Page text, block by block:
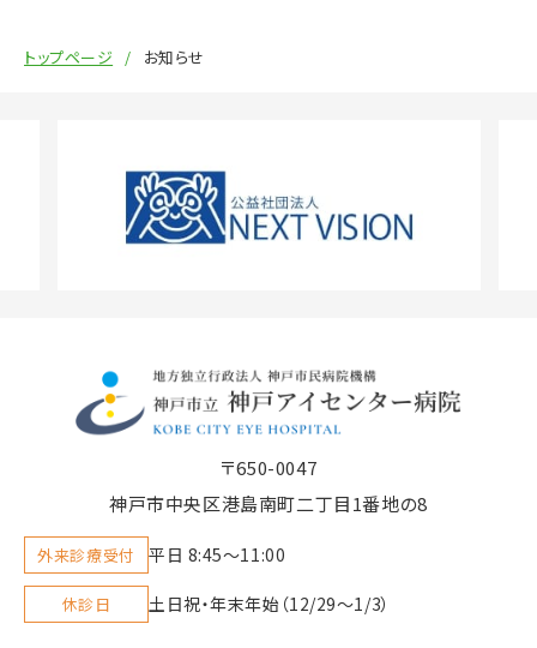
トップページ お知らせ
〒650-0047
神戸市中央区港島南町二丁目1番地の8
外来診療受付 平日 8:45〜11:00
休診日 土日祝・年末年始（12/29～1/3）